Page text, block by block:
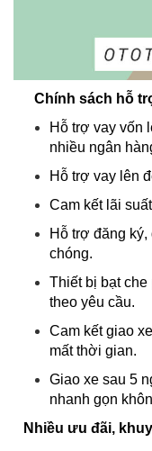
Chính sách hỗ
Hỗ trợ vay vốn
nhiều ngân
Hỗ trợ vay lên
Cam kết lãi
Hỗ trợ đăng
chóng.
Thiết bị bạt
theo yêu cầu.
Cam kết giao
mất thời gian.
Giao xe sau 5
nhanh gọn
Nhiều ưu đãi,